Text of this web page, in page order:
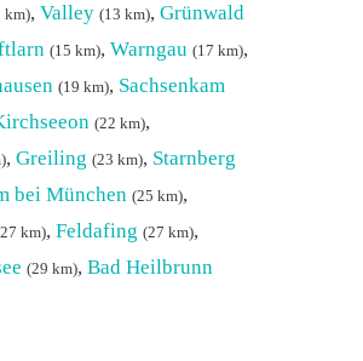
km), Valley (13 km), Grünwald
(15 km), Warngau (17 km),
(19 km), Sachsenkam
(22 km),
, Greiling (23 km), Starnberg
bei München (25 km),
km), Feldafing (27 km),
(29 km), Bad Heilbrunn